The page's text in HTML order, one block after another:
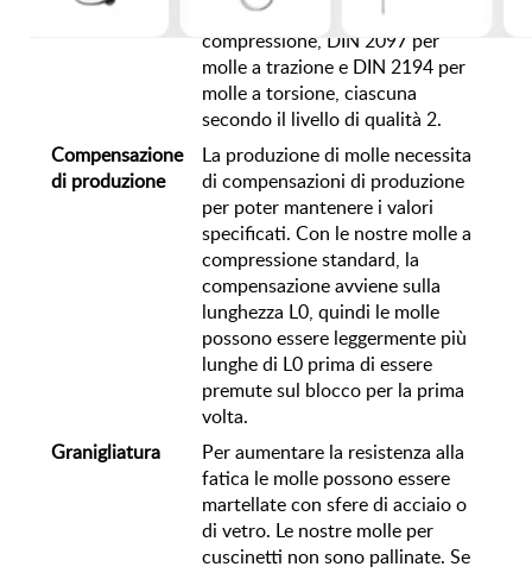
2095-EN 15800 per molle a
compressione, DIN 2097 per
molle a trazione e DIN 2194 per
molle a torsione, ciascuna
secondo il livello di qualità 2.
Compensazione
di produzione
La produzione di molle necessita
di compensazioni di produzione
per poter mantenere i valori
specificati. Con le nostre molle a
compressione standard, la
compensazione avviene sulla
lunghezza L0, quindi le molle
possono essere leggermente più
lunghe di L0 prima di essere
premute sul blocco per la prima
volta.
Granigliatura
Per aumentare la resistenza alla
fatica le molle possono essere
martellate con sfere di acciaio o
di vetro. Le nostre molle per
cuscinetti non sono pallinate. Se